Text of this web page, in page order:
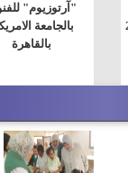
"آرتوزيوم"
بالجامعة
بالقاهرة